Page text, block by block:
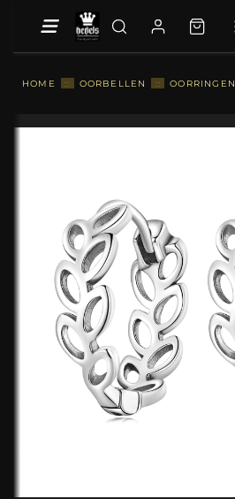
HOME :: OORBELLEN :: OORRINGEN